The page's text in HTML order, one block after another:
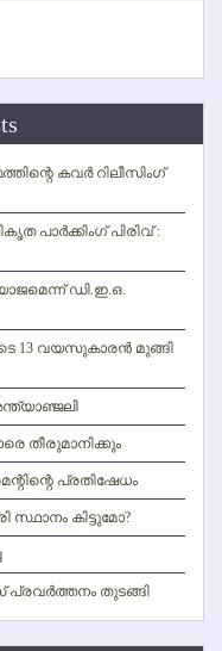
കവര്‍ റിലീസിംഗ്
പാര്‍ക്കിംഗ് പിരിവ് :
ഡി.ഇ.ഒ.
13 വയസുകാരന്‍ മുങ്ങി
തീരുമാനിക്കും
പ്രതിഷേധം
കിട്ടുമോ?
തുടങ്ങി